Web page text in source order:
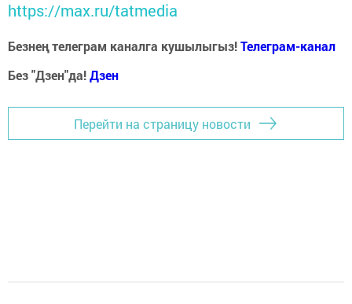
https://max.ru/tatmedia
Безнең телеграм каналга кушылыгыз!Телеграм-канал
Без "Дзен"да!Дзен
Перейти на страницу новости